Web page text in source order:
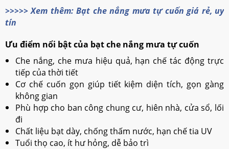
>>>>> Xem thêm: Bạt che nắng mưa tự cuốn giá rẻ, uy
tín
Ưu điểm nổi bật của bạt che nắng mưa tự cuốn
Che nắng, che mưa hiệu quả, hạn chế tác động trực
tiếp của thời tiết
Cơ chế cuốn gọn giúp tiết kiệm diện tích, gọn gàng
không gian
Phù hợp cho ban công chung cư, hiên nhà, cửa sổ, lối
đi
Chất liệu bạt dày, chống thấm nước, hạn chế tia UV
Tuổi thọ cao, ít hư hỏng, dễ bảo trì